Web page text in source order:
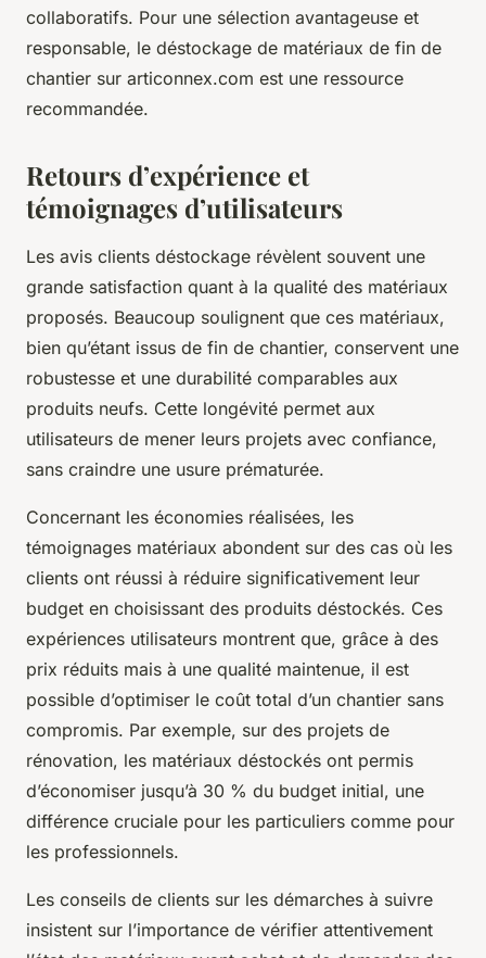
collaboratifs. Pour une sélection avantageuse et
responsable, le déstockage de matériaux de fin de
chantier sur articonnex.com est une ressource
recommandée.
Retours d’expérience et
témoignages d’utilisateurs
Les avis clients déstockage révèlent souvent une
grande satisfaction quant à la qualité des matériaux
proposés. Beaucoup soulignent que ces matériaux,
bien qu’étant issus de fin de chantier, conservent une
robustesse et une durabilité comparables aux
produits neufs. Cette longévité permet aux
utilisateurs de mener leurs projets avec confiance,
sans craindre une usure prématurée.
Concernant les économies réalisées, les
témoignages matériaux abondent sur des cas où les
clients ont réussi à réduire significativement leur
budget en choisissant des produits déstockés. Ces
expériences utilisateurs montrent que, grâce à des
prix réduits mais à une qualité maintenue, il est
possible d’optimiser le coût total d’un chantier sans
compromis. Par exemple, sur des projets de
rénovation, les matériaux déstockés ont permis
d’économiser jusqu’à 30 % du budget initial, une
différence cruciale pour les particuliers comme pour
les professionnels.
Les conseils de clients sur les démarches à suivre
insistent sur l’importance de vérifier attentivement